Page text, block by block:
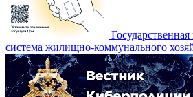
система жилищно-коммунального